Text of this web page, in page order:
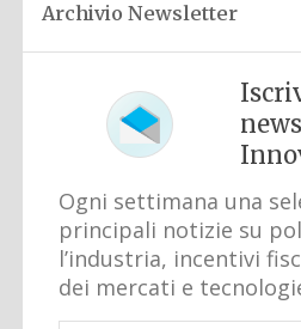
Archivio Newsletter
Ogni settimana una
principali notizie su
l’industria, incentivi
dei mercati e